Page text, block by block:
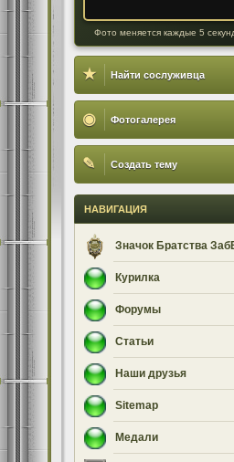
Фото меняется каждые 5
★ Найти сослуживца
◉ Фотогалерея
✎ Создать тему
НАВИГАЦИЯ
Значок Братства
Курилка
Форумы
Статьи
Наши друзья
Sitemap
Медали